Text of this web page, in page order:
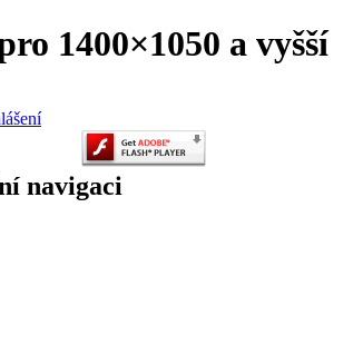
1400×1050 a vyšší
navigaci